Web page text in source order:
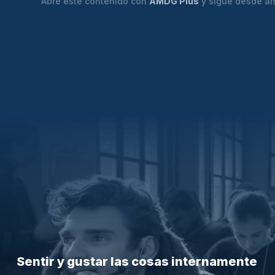
Sentir y gustar las cosas internamente